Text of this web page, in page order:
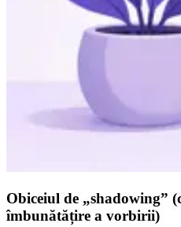
Obiceiul de „shadowing”
îmbunătățire a vorbirii)